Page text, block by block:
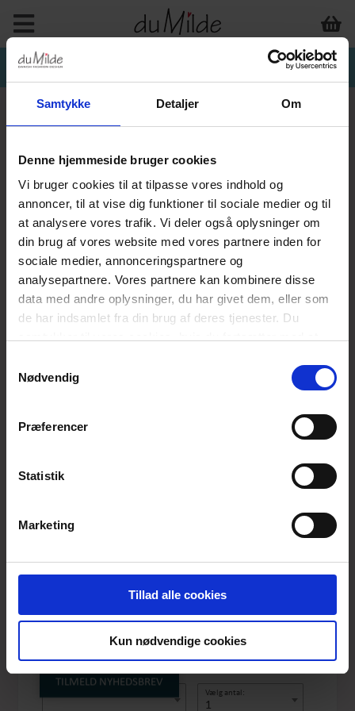
Samtykke Detaljer Om
Denne hjemmeside bruger cookies
Vi bruger cookies til at tilpasse vores indhold og
annoncer, til at vise dig funktioner til sociale medier og til
at analysere vores trafik. Vi deler også oplysninger om
din brug af vores website med vores partnere inden for
sociale medier, annonceringspartnere og
analysepartnere. Vores partnere kan kombinere disse
data med andre oplysninger, du har givet dem, eller som
de har indsamlet fra din brug af deres tjenester. Du
Nødvendig
Præferencer
Statistik
Marketing
Tillad alle cookies
Kun nødvendige cookies
LEGGINGS LONG
CERISE
Produktnummer: BAS LEG LON CERISE
DKK 199,-
Vælg antal:
1
TILMELD NYHEDSBREV